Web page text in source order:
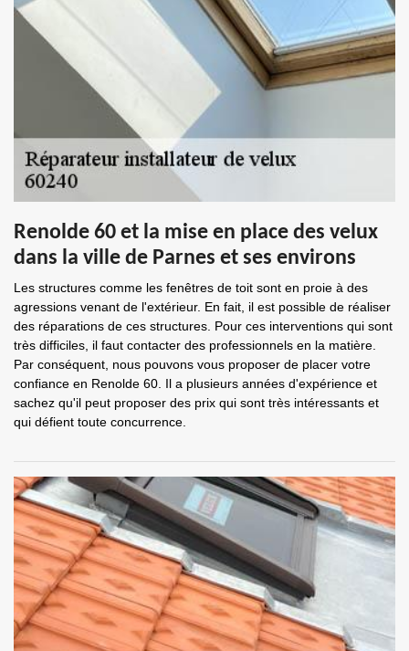
Renolde 60 et la mise en place des velux
dans la ville de Parnes et ses environs
Les structures comme les fenêtres de toit sont en proie à des
agressions venant de l'extérieur. En fait, il est possible de réaliser
des réparations de ces structures. Pour ces interventions qui sont
très difficiles, il faut contacter des professionnels en la matière.
Par conséquent, nous pouvons vous proposer de placer votre
confiance en Renolde 60. Il a plusieurs années d'expérience et
sachez qu'il peut proposer des prix qui sont très intéressants et
qui défient toute concurrence.